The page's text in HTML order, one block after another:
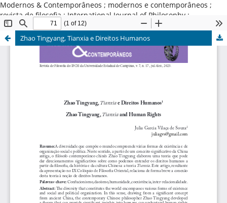
Modernos & Contemporâneos ; modernos e contemporâneos ;
revista de filosofia ; International Journal of Philosophy ;
Universidade Estadual de Campinas ; Brasil
Zhao Tingyang, Tianxia e Direitos Humanos